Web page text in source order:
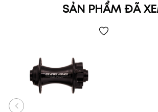
SẢN PHẨM ĐÃ